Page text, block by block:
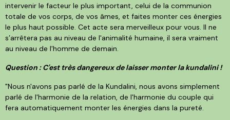
intervenir le facteur le plus important, celui de la communion
totale de vos corps, de vos âmes, et faites monter ces énergies
le plus haut possible. Cet acte sera merveilleux pour vous. Il ne
s’arrêtera pas au niveau de l'animalité humaine, il sera vraiment
au niveau de l'homme de demain.
Question : C'est très dangereux de laisser monter la kundalini !
"Nous n'avons pas parlé de la Kundalini, nous avons simplement
parlé de l'harmonie de la relation, de l'harmonie du couple qui
fera automatiquement monter les énergies dans la pureté.